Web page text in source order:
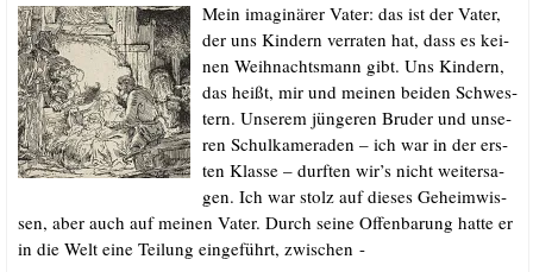
Mein ima­gi­nä­rer Vater: das ist der Vater,
der uns Kin­dern ver­ra­ten hat, dass es kei­
nen Weih­nachts­mann gibt. Uns Kin­dern,
das heißt, mir und mei­nen bei­den Schwes­
tern. Unse­rem jün­ge­ren Bru­der und unse­
ren Schul­ka­me­ra­den – ich war in der ers­
ten Klas­se – durf­ten wir’s nicht wei­ter­sa­
gen. Ich war stolz auf die­ses Geheim­wis­
sen, aber auch auf mei­nen Vater. Durch sei­ne Offen­ba­rung hat­te er
in die Welt eine Tei­lung ein­ge­führt, zwischen -